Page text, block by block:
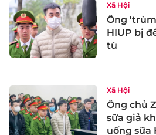
Xã Hội
Ông
HIUP bị
tù
Xã Hội
Ông chủ
sữa giả
uống sữa